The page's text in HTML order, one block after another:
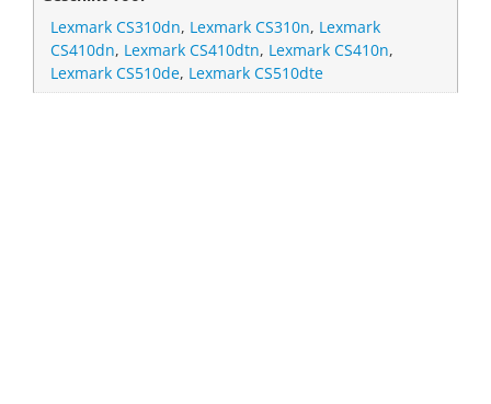
Lexmark CS310dn, Lexmark CS310n, Lexmark
CS410dn, Lexmark CS410dtn, Lexmark CS410n,
Lexmark CS510de, Lexmark CS510dte